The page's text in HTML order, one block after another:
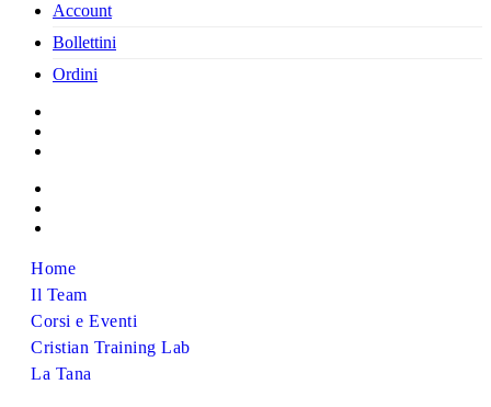
Account
Bollettini
Ordini
Home
Il Team
Corsi e Eventi
Cristian Training Lab
La Tana